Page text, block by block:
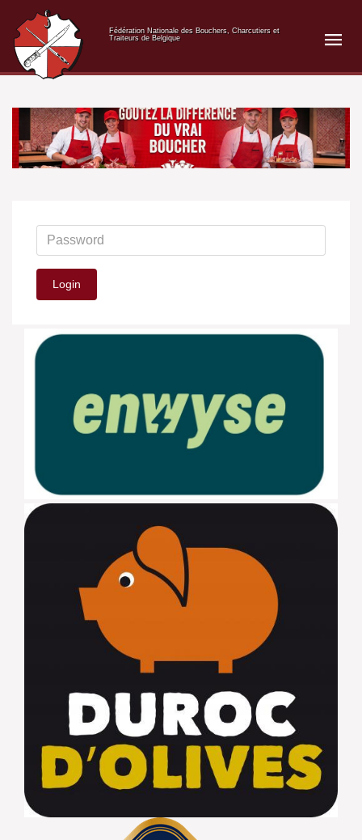
Fédération Nationale des Bouchers, Charcutiers et
Traiteurs de Belgique
Login